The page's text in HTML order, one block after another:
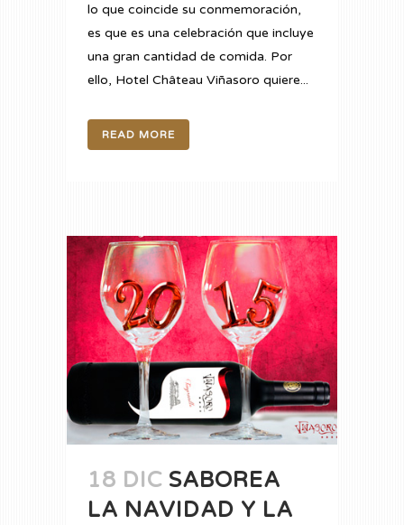
lo que coincide su conmemoración,
es que es una celebración que incluye
una gran cantidad de comida. Por
ello, Hotel Château Viñasoro quiere...
READ MORE
18 DIC SABOREA
LA NAVIDAD Y LA